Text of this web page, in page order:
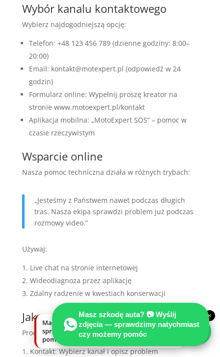
Wybór kanalu kontaktowego
Wybierz najdogodniejszą opcję:
Telefon: +48 123 456 789 (dzienne godziny: 8:00–
20:00)
Email: kontakt@motexpert.pl (odpowiedź w 24
godzin)
Formularz online: Wypełnij proszę kreator na
stronie www.motoexpert.pl/kontakt
Aplikacja mobilna: „MotoExpert SOS” – pomoc w
czasie rzeczywistym
Wsparcie online
Nasza pomoc techniczna działa w różnych trybach:
„Jesteśmy z Państwem nawet podczas długich
tras. Nasza ekipa sprawdzi problem już podczas
rozmowy video.”
Używaj:
Live chat na stronie internetowej
Wideodiagnoza przez aplikację
Zdalny radzenie w kwestiach konserwacji
Jak umówić się na wizytę?
Procedura jest prosta:
Kontakt: Wybierz kanał i opisz problem
Masz szkodę auta? 📷 Wyślij
zdjęcia — sprawdzimy natychmiast
czy możemy pomóc
×
Masz szkodę auta? Wyślij zdjęcia —
sprawdzimy natychmiast, czy możemy
pomóc.